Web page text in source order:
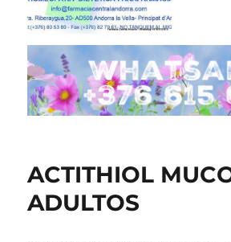
FARMACIA
ACTITHIOL
ADULTOS